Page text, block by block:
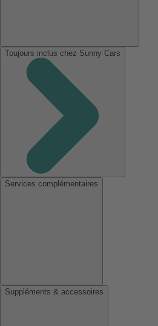
Toujours inclus chez Sunny Cars
Services complémentaires
Suppléments & accessoires